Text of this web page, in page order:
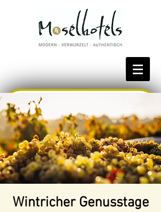
Bestpreis reservieren
Wintricher Genusstage